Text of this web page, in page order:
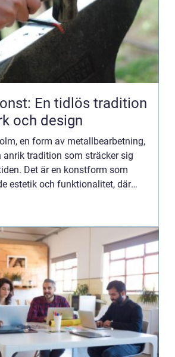
En tidlös tradition
och design
en form av metallbearbetning,
anrik tradition som sträcker sig
Det är en konstform som
estetik och funktionalitet, där